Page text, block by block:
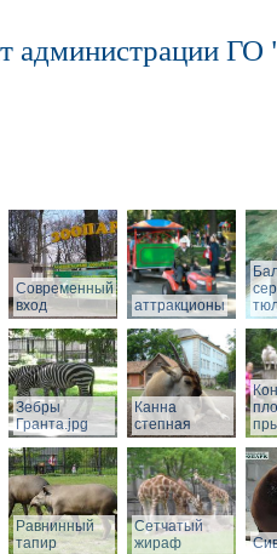
администрации ГО
Современный
вход
аттракционы
Зебры
Гранта.jpg
Канна
степная
Равнинный
тапир
Сетчатый
жираф